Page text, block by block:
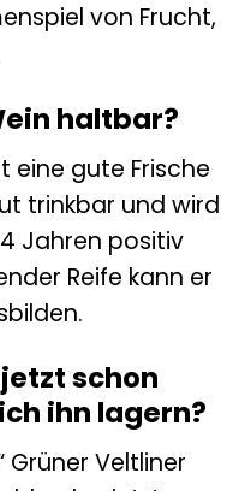
von Frucht,
haltbar?
eine gute Frische
trinkbar und wird
Jahren positiv
Reife kann er
schon
ihn lagern?
Grüner Veltliner